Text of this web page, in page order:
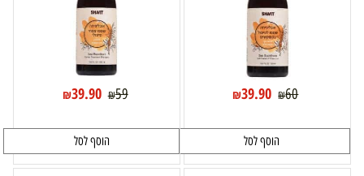
₪60
₪39.90
הוסף לסל
₪59
₪39.90
הוסף לסל